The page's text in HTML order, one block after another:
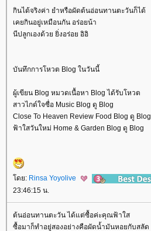
กินได้จริงค่า ยำหรือผัดต้นอ่อนทานตะวันก็ได้
เคยกินอยู่เหมือนกัน อร่อยน้า
นีปลูกเองด้วย ยิ่งอร่อย อิอิ
บันทึกการโหวต Blog ในวันนี้
ผู้เขียน Blog หมวดเนื้อหา Blog ได้รับโหวต
สาวไกด์ใจซื่อ Music Blog ดู Blog
Close To Heaven Review Food Blog ดู Blog
ฟ้าใสวันใหม่ Home & Garden Blog ดู Blog
ดย: Rinsa Yoyolive
23:46:15 น.
ต้นอ่อนทานตะวัน ได้แต่ซื้อค่ะคุณฟ้าใส
ซื้อมาก็ทำอยู่สองอย่างคือผัดน้ำมันหอยกับสลัด